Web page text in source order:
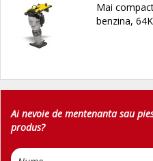
Mai
benzina,
Ai nevoie de mentenanta sau
produs?